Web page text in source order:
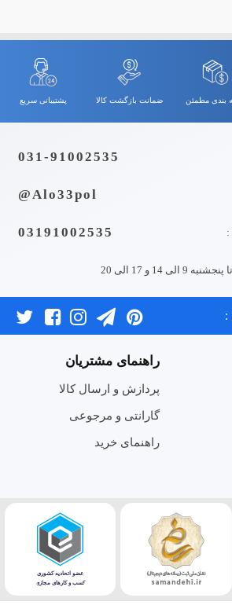
بندی مطمئن ضمانت بازگشت کالا پشتیبانی سریع
031-91002535
Alo33pol@
:
03191002535
14 و 17 الی 20
:
راهنمای مشتریان
پردازش و ارسال کالا
گارانتی و مرجوعی
راهنمای خرید